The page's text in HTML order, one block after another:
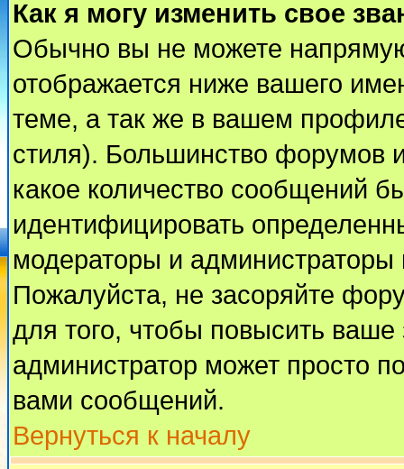
Как я могу изменить свое
Обычно вы не можете
отображается ниже вашего
теме, а так же в вашем
стиля). Большинство форумов
какое количество сообщений
идентифицировать
модераторы и администраторы
Пожалуйста, не засоряйте
для того, чтобы повысить
администратор может просто
вами сообщений.
Вернуться к началу